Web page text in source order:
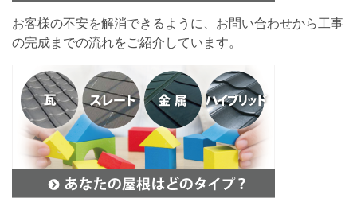
お客様の不安を解消できるように、お問い合わせから工事
の完成までの流れをご紹介しています。